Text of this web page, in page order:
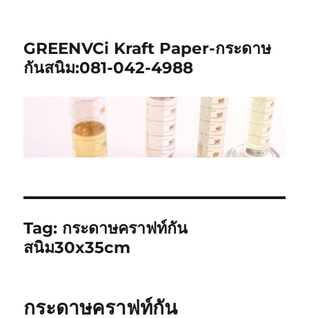
GREENVCi Kraft Paper-กระดาษ
กันสนิม:081-042-4988
Tag: กระดาษคราฟท์กัน
สนิม30x35cm
กระดาษคราฟท์กัน